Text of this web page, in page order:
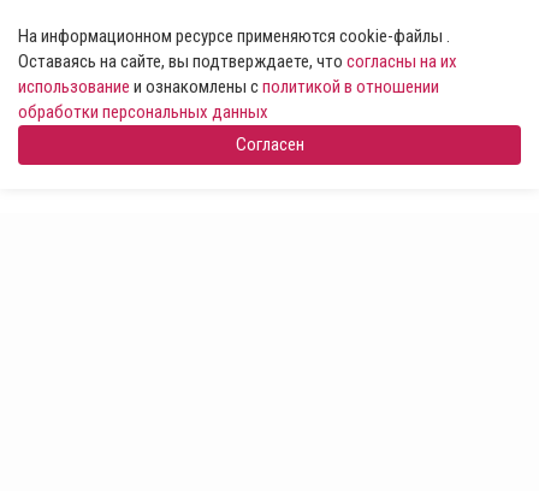
На информационном ресурсе применяются cookie-файлы .
Оставаясь на сайте, вы подтверждаете, что согласны на их
использование и ознакомлены сполитикой в отношении
обработки персональных данных
Согласен